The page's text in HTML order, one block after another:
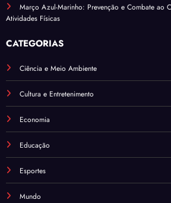
Março Azul-Marinho: Prevenção e Combate ao
Atividades Físicas
CATEGORIAS
Ciência e Meio Ambiente
Cultura e Entretenimento
Economia
Educação
Esportes
Mundo